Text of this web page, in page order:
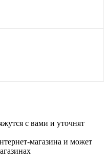
с вами и уточнят
магазина и может